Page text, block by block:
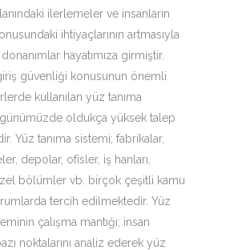
ilerlemeler ve insanların
ihtiyaçlarının artmasıyla
hayatımıza girmiştir.
güvenliği konusunun önemli
kullanılan yüz tanıma
oldukça yüksek talep
Yüz tanıma sistemi; fabrikalar,
depolar, ofisler, iş hanları,
bölümler vb. birçok çeşitli kamu
tercih edilmektedir. Yüz
çalışma mantığı; insan
noktalarını analiz ederek yüz